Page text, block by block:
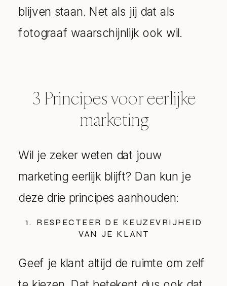
blijven staan. Net als jij dat als
fotograaf waarschijnlijk ook wil.
3 Principes voor eerlijke
marketing
Wil je zeker weten dat jouw
marketing eerlijk blijft? Dan kun je
deze drie principes aanhouden:
1. RESPECTEER DE KEUZEVRIJHEID
VAN JE KLANT
Geef je klant altijd de ruimte om zelf